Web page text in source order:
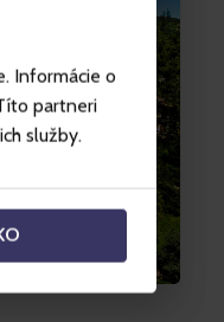
Informácie o
partneri
služby.